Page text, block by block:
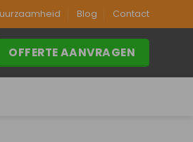
Blog Contact
OFFERTE AANVRAGEN